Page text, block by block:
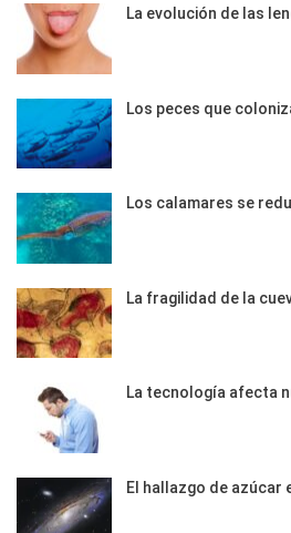
La evolución de las
Los peces que
Los calamares se
La fragilidad de la
La tecnología afecta
El hallazgo de azúcar